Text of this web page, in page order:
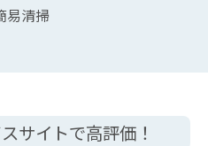
易清掃
サイトで高評価！